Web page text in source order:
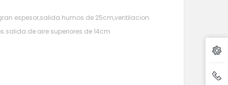
espesor,salida humos de 25cm,ventilacion
de aire superiores de 14cm